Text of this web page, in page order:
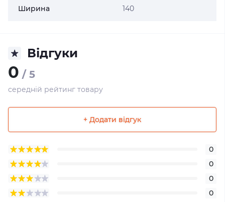
Ширина 140
Відгуки
0 / 5
середній рейтинг товару
+ Додати відгук
0
0
0
0